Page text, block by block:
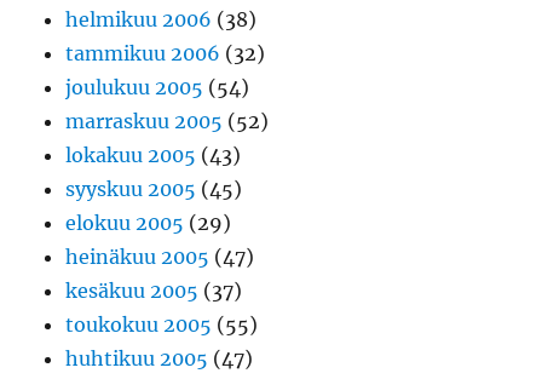
helmikuu 2006 (38)
tammikuu 2006 (32)
joulukuu 2005 (54)
marraskuu 2005 (52)
lokakuu 2005 (43)
syyskuu 2005 (45)
elokuu 2005 (29)
heinäkuu 2005 (47)
kesäkuu 2005 (37)
toukokuu 2005 (55)
huhtikuu 2005 (47)